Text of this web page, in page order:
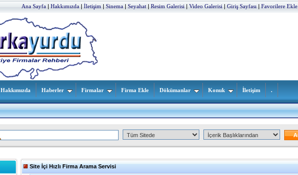
Ana Sayfa|Hakkımızda|İletişim|Sinema|Seyahat|Resim Galerisi|Video Galerisi|Giriş Sayfası|Favorilere Ekle
Hakkımızda Haberler Firmalar Firma Ekle Dökümanlar Konuk İletişim .
Site İçi Hızlı Firma Arama Servisi